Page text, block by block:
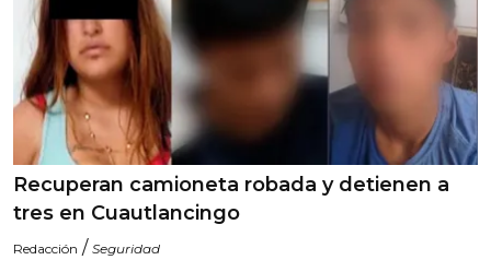
Recuperan camioneta robada y detienen a
tres en Cuautlancingo
Redacción / Seguridad